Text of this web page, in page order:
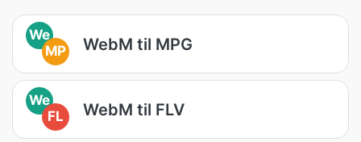
We
MP
WebM til MPG
We
FL
WebM til FLV